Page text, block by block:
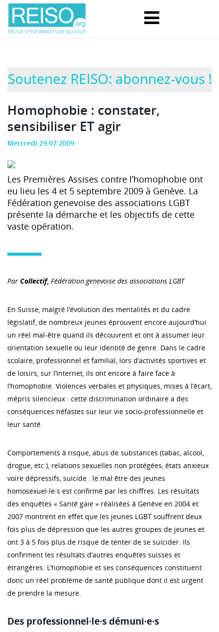
Soutenez REISO: abonnez-vous !
Homophobie : constater,
sensibiliser ET agir
Mercredi 29.07.2009
Les Premières Assises contre l’homophobie ont
eu lieu les 4 et 5 septembre 2009 à Genève. La
Fédération genevoise des associations LGBT
présente la démarche et les objectifs de cette
vaste opération.
Par Collectif, Fédération genevoise des associations LGBT
En Suisse, malgré l’évolution des mentalités et du cadre
législatif, de nombreux jeunes éprouvent encore aujourd’hui
un réel mal-être quand ils découvrent et ont à assumer leur
orientation sexuelle ou leur identité de genre. Dans le cadre
scolaire, professionnel et familial, lors d’activités sportives et
de loisirs, sur l’Internet, ils ont encore à faire face à
l’homophobie. Violences verbales et physiques, mises à l’écart,
mépris silencieux : cette discrimination ordinaire a des
conséquences néfastes sur leur vie socio-professionnelle et
leur santé.
Comportements à risque, abus de substances (tabac, alcool,
drogue, etc.), relations sexuelles non protégées, états anxieux
voire dépressifs, suicide : le mal être des jeunes
homosexuel∙le∙s est confirmé par les chiffres. Les résultats
des enquêtes « Santé gaie » réalisées à Genève en 2004 et
2007 montrent en effet que les jeunes LGBT souffrent deux
fois plus de dépression que les autres groupes de jeunes et
ont 3 à 5 fois plus de risque de tenter de se suicider. Ils
confirment les résultats d’autres enquêtes suisses et
étrangères. L’homophobie et ses conséquences constituent
donc un réel problème de santé publique dont il est urgent
de prendre la mesure.
Des professionnel∙le∙s démuni∙e∙s